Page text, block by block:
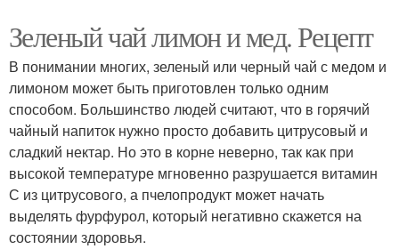
Зеленый чай лимон и мед. Рецепт
В понимании многих, зеленый или черный чай с медом и
лимоном может быть приготовлен только одним
способом. Большинство людей считают, что в горячий
чайный напиток нужно просто добавить цитрусовый и
сладкий нектар. Но это в корне неверно, так как при
высокой температуре мгновенно разрушается витамин
С из цитрусового, а пчелопродукт может начать
выделять фурфурол, который негативно скажется на
состоянии здоровья.